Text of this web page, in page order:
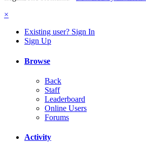
×
Existing user? Sign In
Sign Up
Browse
Back
Staff
Leaderboard
Online Users
Forums
Activity